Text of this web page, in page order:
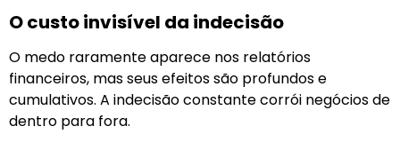
O custo invisível da indecisão
O medo raramente aparece nos relatórios
financeiros, mas seus efeitos são profundos e
cumulativos. A indecisão constante corrói negócios de
dentro para fora.